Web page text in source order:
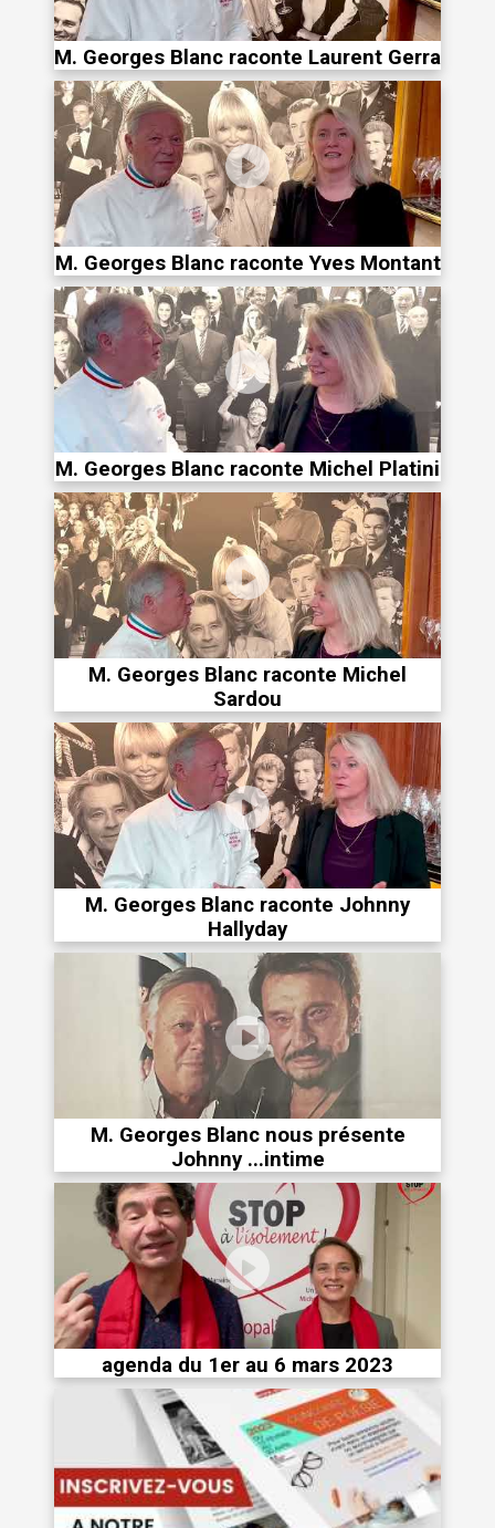
M. Georges Blanc raconte Laurent Gerra
M. Georges Blanc raconte Yves Montant
M. Georges Blanc raconte Michel Platini
M. Georges Blanc raconte Michel
Sardou
M. Georges Blanc raconte Johnny
Hallyday
M. Georges Blanc nous présente
Johnny ...intime
agenda du 1er au 6 mars 2023